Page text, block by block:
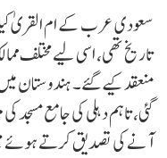
تاریخ تھی، اسی لیے مختلف
منعقد کیے گئے۔ ہندوستان
گئی، تاہم دہلی کی جامع
آنے کی تصدیق کرتے ہوئے مہینے کے 30 دن مکمل